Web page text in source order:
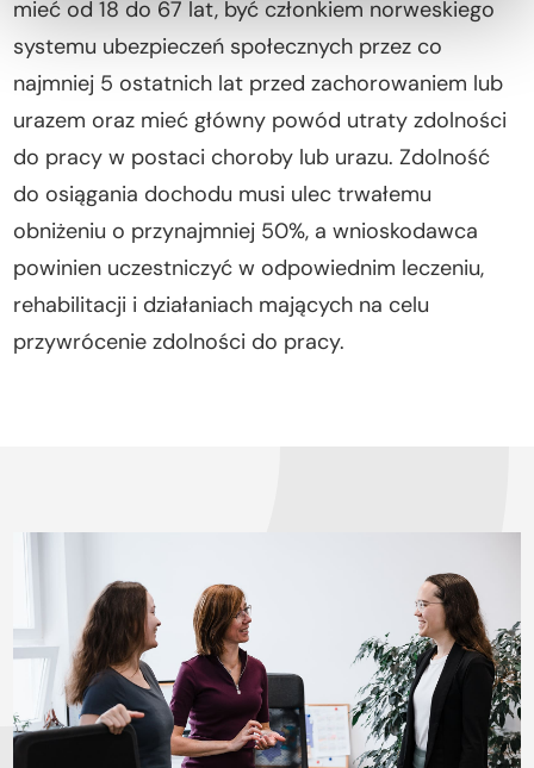
mieć od 18 do 67 lat, być członkiem norweskiego
systemu ubezpieczeń społecznych przez co
najmniej 5 ostatnich lat przed zachorowaniem lub
urazem oraz mieć główny powód utraty zdolności
do pracy w postaci choroby lub urazu. Zdolność
do osiągania dochodu musi ulec trwałemu
obniżeniu o przynajmniej 50%, a wnioskodawca
powinien uczestniczyć w odpowiednim leczeniu,
rehabilitacji i działaniach mających na celu
przywrócenie zdolności do pracy.